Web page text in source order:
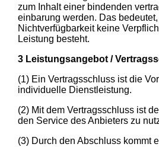
zum Inhalt einer bindenden
einbarung werden. Das
Nichtverfügbarkeit keine
Leistung besteht.
3 Leistungsangebot /
(1) Ein Vertragsschluss ist die
individuelle Dienstleistung.
(2) Mit dem Vertragsschluss ist
den Service des Anbieters zu
(3) Durch den Abschluss kommt